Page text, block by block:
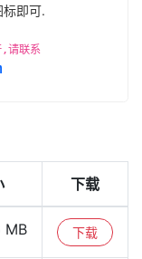
即可.
,请联系
下载
MB 下载